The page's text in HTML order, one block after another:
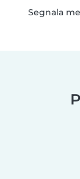
Segnala